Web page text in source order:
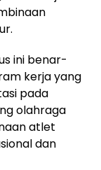
ini benar-
kerja yang
pada
olahraga
atlet
dan